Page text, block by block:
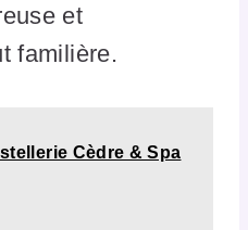
et
familière.
Cèdre & Spa